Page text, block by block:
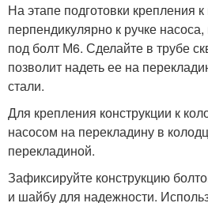
На этапе подготовки крепления
перпендикулярно к ручке
под болт М6. Сделайте в трубе
позволит надеть ее на
стали.
Для крепления конструкции к
насосом на перекладину в
перекладиной.
Зафиксируйте конструкцию
и шайбу для надежности.